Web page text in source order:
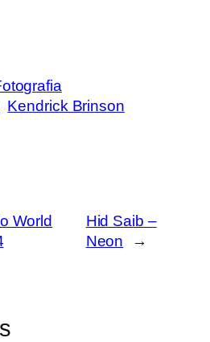
Kendrick Brinson
World
Hid Saib –
Neon
→